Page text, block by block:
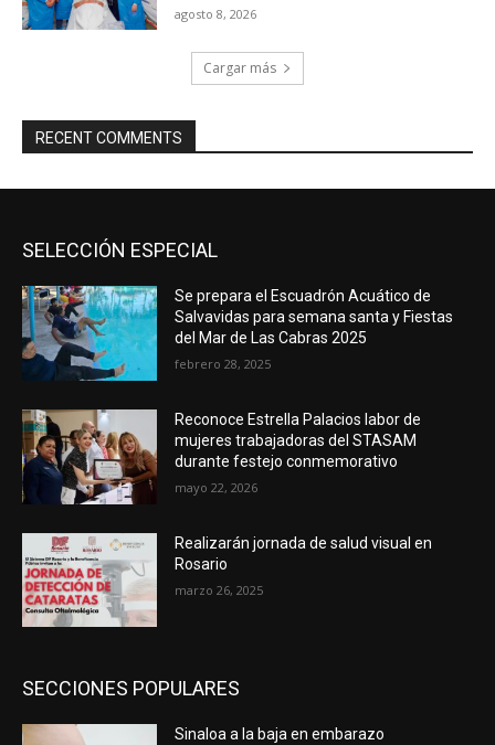
agosto 8, 2026
Cargar más
RECENT COMMENTS
SELECCIÓN ESPECIAL
Se prepara el Escuadrón Acuático de
Salvavidas para semana santa y Fiestas
del Mar de Las Cabras 2025
febrero 28, 2025
Reconoce Estrella Palacios labor de
mujeres trabajadoras del STASAM
durante festejo conmemorativo
mayo 22, 2026
Realizarán jornada de salud visual en
Rosario
marzo 26, 2025
SECCIONES POPULARES
Sinaloa a la baja en embarazo